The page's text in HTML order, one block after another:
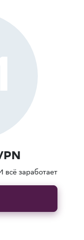
заработает